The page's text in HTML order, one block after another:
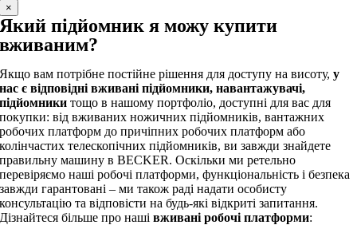
×
Який підйомник я можу купити
вживаним?
Якщо вам потрібне постійне рішення для доступу на висоту,у
нас є відповідні вживані підйомники, навантажувачі,
підйомники тощо в нашому портфоліо, доступні для вас для
покупки: від вживаних ножичних підйомників, вантажних
робочих платформ до причіпних робочих платформ або
колінчастих телескопічних підйомників, ви завжди знайдете
правильну машину в BECKER. Оскільки ми ретельно
перевіряємо наші робочі платформи, функціональність і безпека
завжди гарантовані – ми також раді надати особисту
консультацію та відповісти на будь-які відкриті запитання.
Дізнайтеся більше про нашівживані робочі платформи: